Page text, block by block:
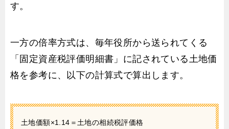
す。
一方の倍率方式は、毎年役所から送られてくる
「固定資産税評価明細書」に記されている土地価
格を参考に、以下の計算式で算出します。
土地価額×1.14＝土地の相続税評価格